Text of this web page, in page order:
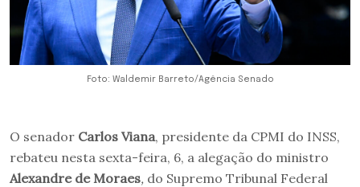
Foto: Waldemir Barreto/Agência Senado
O senador Carlos Viana, presidente da CPMI do INSS,
rebateu nesta sexta-feira, 6, a alegação do ministro
Alexandre de Moraes, do Supremo Tribunal Federal